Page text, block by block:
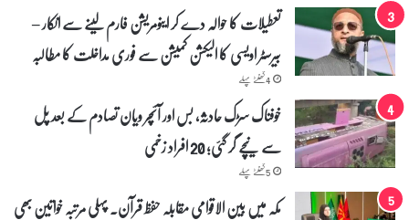
تعطیلات کا حوالہ دے کر اینومریشن فارم لینے سے انکار –
بیرسٹر اویسی کا الیکشن کمیشن سے فوری مداخلت کا مطالبہ
4 گھنٹے پہلے
خوفناک سڑک حادثہ، بس اور آئچر ویان تصادم کے بعد پل
سے نیچے گر گئی؛ 20 افراد زخمی
5 گھنٹے پہلے
مکہ میں بین الاقوامی مقابلہ حفظ قرآن۔ پہلی مرتبہ خواتین بھی